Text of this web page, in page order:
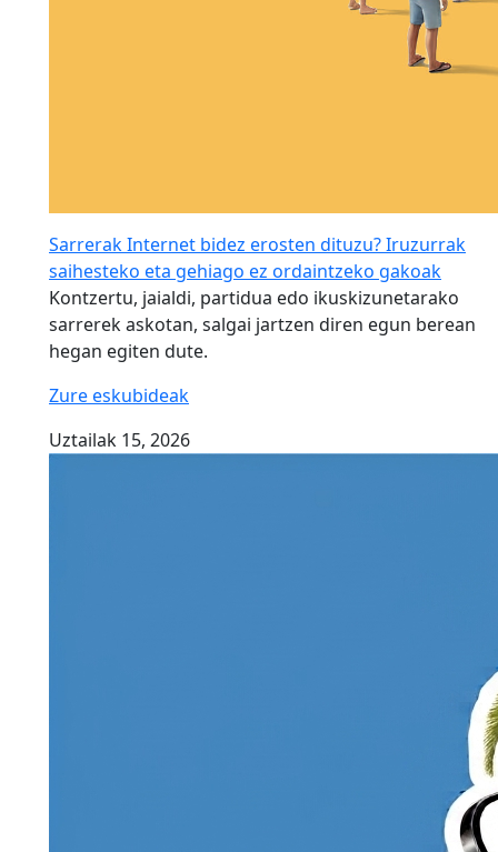
Sarrerak Internet bidez erosten dituzu? Iruzurrak
saihesteko eta gehiago ez ordaintzeko gakoak
Kontzertu, jaialdi, partidua edo ikuskizunetarako
sarrerek askotan, salgai jartzen diren egun berean
hegan egiten dute.
Zure eskubideak
Uztailak 15, 2026